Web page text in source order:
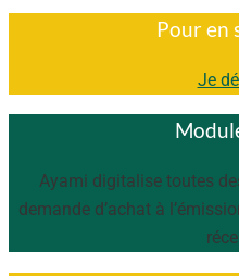
Pour en
Je
Ayami digitalise toutes
demande d’achat à